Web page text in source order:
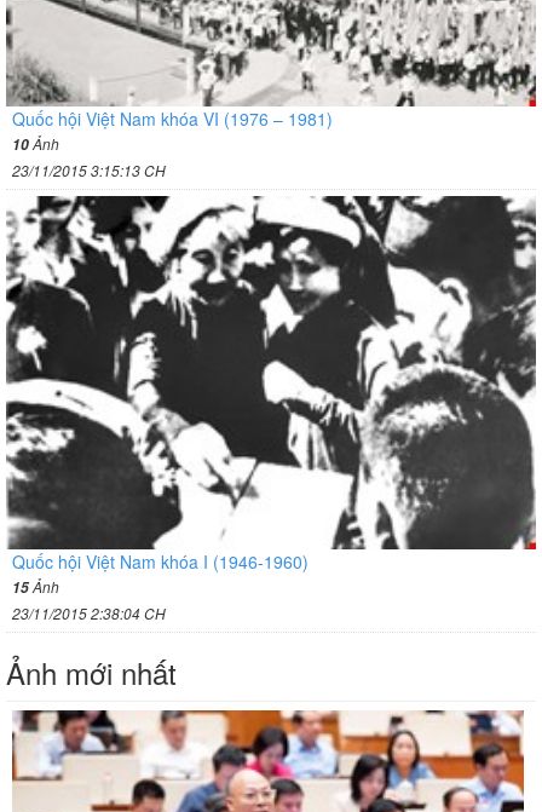
Quốc hội Việt Nam khóa VI (1976 – 1981)
10Ảnh
23/11/2015 3:15:13 CH
Quốc hội Việt Nam khóa I (1946-1960)
15Ảnh
23/11/2015 2:38:04 CH
Ảnh mới nhất